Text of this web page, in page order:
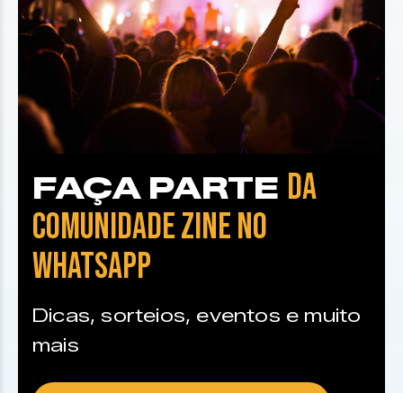
FAÇA PARTE DA
COMUNIDADE ZINE NO
WHATSAPP
Dicas, sorteios, eventos e muito
mais